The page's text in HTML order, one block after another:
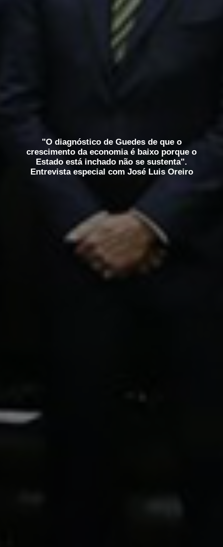
"O diagnóstico de Guedes de que o
crescimento da economia é baixo porque o
Estado está inchado não se sustenta".
Entrevista especial com José Luis Oreiro